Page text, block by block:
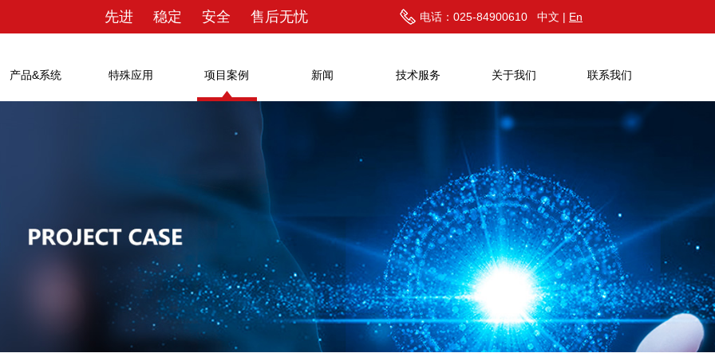
先进 稳定 安全 售后无忧 电话：025-84900610 中文 | En
产品&系统 特殊应用 项目案例 新闻 技术服务 关于我们 联系我们